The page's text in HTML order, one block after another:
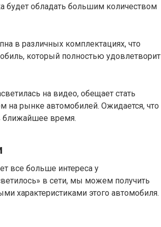
будет обладать большим количеством
в различных комплектациях, что
который полностью удовлетворит
на видео, обещает стать
рынке автомобилей. Ожидается, что
ближайшее время.
все больше интереса у
в сети, мы можем получить
характеристиками этого автомобиля.